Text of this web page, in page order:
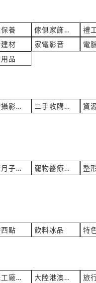
養 傢俱家飾燈飾
禮
材 家電影音
電
品
婚紗攝影喜慶 二手收購買賣
婦產月子托嬰 寵物醫療美容
整
點 飲料冰品
觀光工廠農場 大陸港澳旅遊 旅